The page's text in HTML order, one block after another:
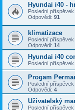
Hyundai i40 -
Poslední příspěvek
Odpovědi: 91
klimatizace
Poslední příspěvek
Odpovědi: 14
Hyundai i40
Poslední příspěvek
Progam
Poslední příspěvek
Odpovědi: 4
Uživatelský
Poslední příspěvek